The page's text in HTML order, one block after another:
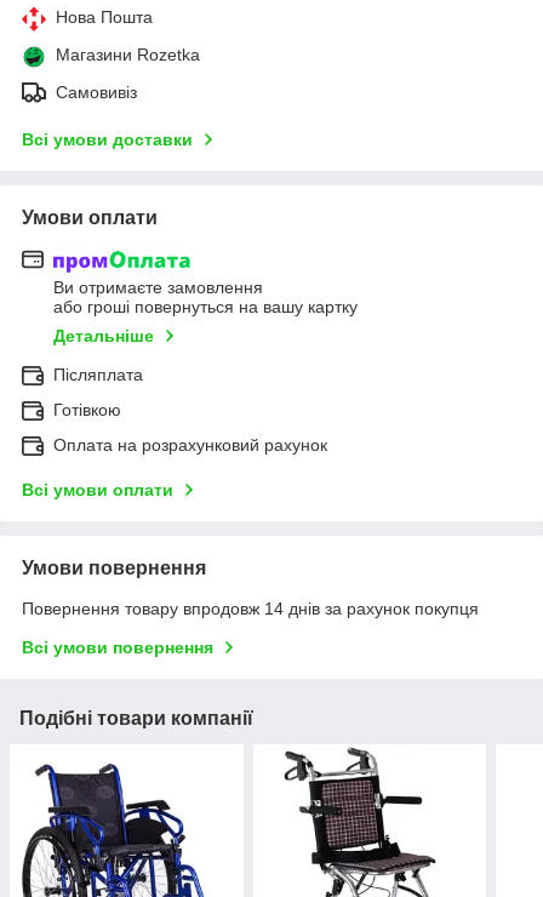
Нова Пошта
Магазини Rozetka
Самовивіз
Всі умови доставки
Умови оплати
Ви отримаєте замовлення
або гроші повернуться на вашу картку
Детальніше
Післяплата
Готівкою
Оплата на розрахунковий рахунок
Всі умови оплати
Умови повернення
Повернення товару впродовж 14 днів за рахунок покупця
Всі умови повернення
Подібні товари компанії